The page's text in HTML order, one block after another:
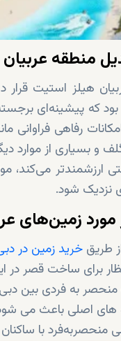
منطقه عربیان
هیلز استیت قرار
رفاهی
و بسیاری از موارد
ارزشمندتر
نزدیک شود.
زمین‌های
طریق خرید زمین در
ساخت قصر در این زمین
منحصر به فردی بین
40 دقیقه با مرکز شهر دبی فاصله داشته
منحصربه‌فرد با